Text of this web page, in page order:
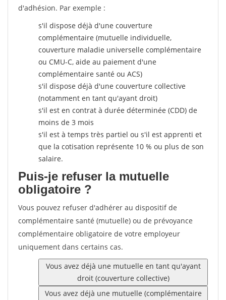
d'adhésion. Par exemple :
s'il dispose déjà d'une couverture
complémentaire (mutuelle individuelle,
couverture maladie universelle complémentaire
ou CMU-C, aide au paiement d'une
complémentaire santé ou ACS)
s'il dispose déjà d'une couverture collective
(notamment en tant qu'ayant droit)
s'il est en contrat à durée déterminée (CDD) de
moins de 3 mois
s'il est à temps très partiel ou s'il est apprenti et
que la cotisation représente 10 % ou plus de son
salaire.
Puis-je refuser la mutuelle
obligatoire ?
Vous pouvez refuser d'adhérer au dispositif de
complémentaire santé (mutuelle) ou de prévoyance
complémentaire obligatoire de votre employeur
uniquement dans certains cas.
Vous avez déjà une mutuelle en tant qu'ayant
droit (couverture collective)
Vous avez déjà une mutuelle (complémentaire